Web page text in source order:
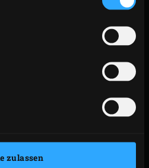
zulassen
alles auf den Cast Iron Grid.
bis es eine Kerntemperatur
Wenn das Karree und das
haben, entfernen Sie die
Inzwischen putzen Sie
Sie die Sellerie in
Sie diese. Dann nehmen